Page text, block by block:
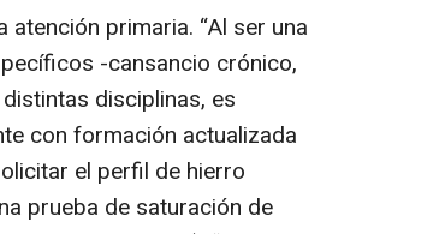
atención primaria. “Al ser una
-cansancio crónico,
disciplinas, es
con formación actualizada
el perfil de hierro
prueba de saturación de